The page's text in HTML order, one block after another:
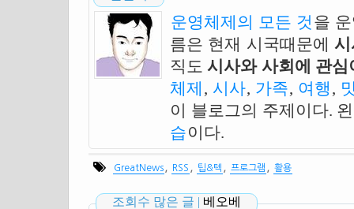
운영체제의 모든 것 을
름은 현재 시국때문에
직도 시사와 사회에 관
체제 , 시사, 가족, 여행 ,
이 블로그의 주제이다.
습이다.
GreatNews RSS 팁&텍 프로그램 활용
조회수 많은 글 | 베오베